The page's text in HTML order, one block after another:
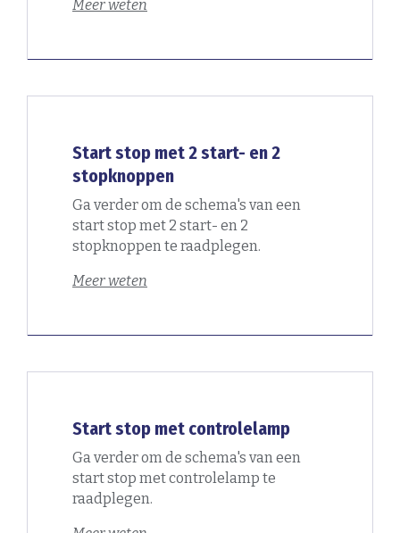
Meer weten
Start stop met 2 start- en 2
stopknoppen
Ga verder om de schema's van een
start stop met 2 start- en 2
stopknoppen te raadplegen.
Meer weten
Start stop met controlelamp
Ga verder om de schema's van een
start stop met controlelamp te
raadplegen.